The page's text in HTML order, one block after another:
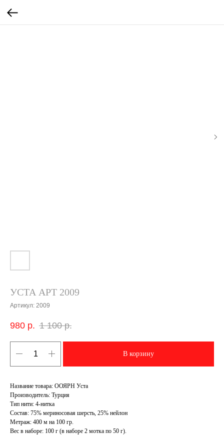
УСТА АРТ 2009
Артикул: 2009
980 р. 1 100 р.
В корзину
Название товара: OОЯРН Уста
Производитель: Турция
Тип нити: 4-нитка
Состав: 75% мериносовая шерсть, 25% нейлон
Метраж: 400 м на 100 гр.
Вес в наборе: 100 г (в наборе 2 мотка по 50 г).